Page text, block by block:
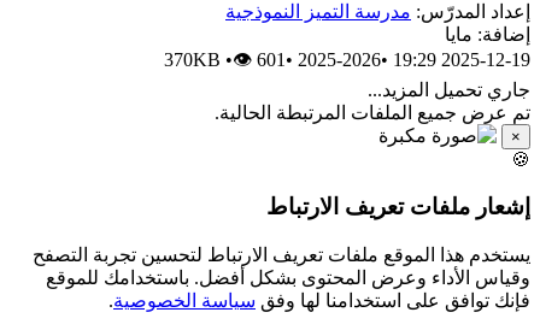
إعداد المدرّس: مدرسة التميز النموذجية
إضافة: مايا
2025-12-19 19:29
•
2025-2026
•
370KB •👁 601
جاري تحميل المزيد...
تم عرض جميع الملفات المرتبطة الحالية.
×
🍪
إشعار ملفات تعريف الارتباط
يستخدم هذا الموقع ملفات تعريف الارتباط لتحسين تجربة التصفح
وقياس الأداء وعرض المحتوى بشكل أفضل. باستخدامك للموقع
فإنك توافق على استخدامنا لها وفق سياسة الخصوصية.